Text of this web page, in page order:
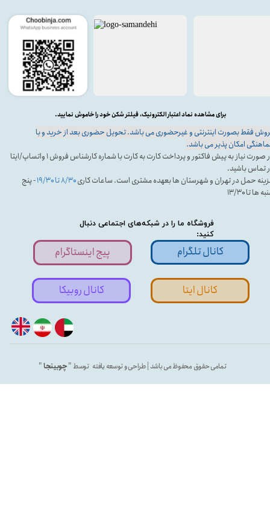
فروشگاه ما را در شبکه‌های اجتماعی دنبال
کنید:
تمامی حقوق محفوظ می باشد | طراحی و توسعه یافته توسط "چوبینجا"
فقط بصورت اینترنتی و غیرحضوری می باشد. تحویل حضوری بعد از خرید و با
امکان پذیر می باشد.
در صورت نیاز به پیش فاکتور و پرداخت کارت به کارت با شماره کارشناس فروش ۱ واتساپ/ایتا
تماس باشید.
حمل در تهران و شهرستان ها بعهده مشتری است. ساعات کاری۸/۳۰ تا ۱۹/۳۰
- پنج
ها تا ۱۳/۳۰
برای مشاهده نماد اعتبار الکترونیک، فیلتر شکن خود را خاموش نمایید.
پیج اینستاگرام کانال تلگرام
کانال ایتا کانال روبیکا